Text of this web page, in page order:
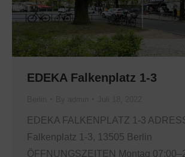
EDEKA Falkenplatz 1-3
EDEKA FALKENPLATZ 1-3
Falkenplatz 1-3, 13505 Berlin
ÖFFNUNGSZEITEN Montag